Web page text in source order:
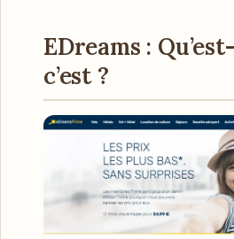
EDreams :
c’est ?